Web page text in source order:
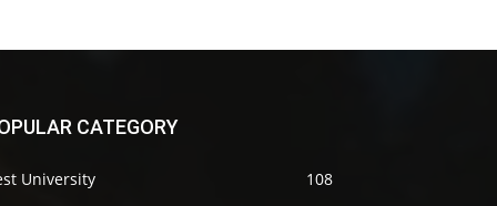
CATEGORY
University
108